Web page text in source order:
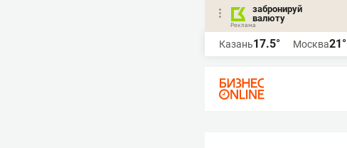
забронируй
валюту
Казань17.5° Москва21°